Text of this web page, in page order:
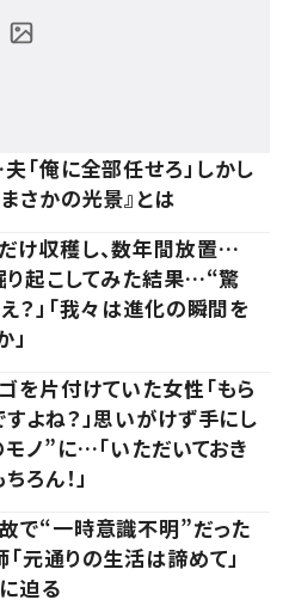
「俺に全部任せろ」しかし
さかの光景』とは
け収穫し、数年間放置…
り起こしてみた結果…“驚
？」「我々は進化の瞬間を
を片付けていた女性「もら
すよね？」思いがけず手にし
ノ”に…「いただいておき
ろん！」
で“一時意識不明”だった
元通りの生活は諦めて」
迫る